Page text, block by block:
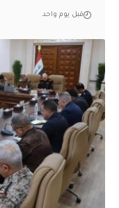
قبل يوم واحد